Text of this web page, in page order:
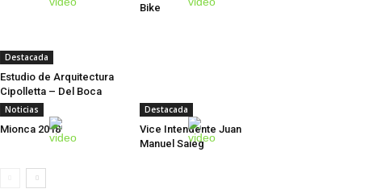
Destacada
Estudio de Arquitectura
Cipolletta – Del Boca
Bike
Noticias
Mionca 2018
Destacada
Vice Intendente Juan
Manuel Saieg